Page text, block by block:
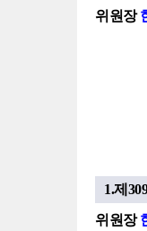
위원장
1.제
위원장